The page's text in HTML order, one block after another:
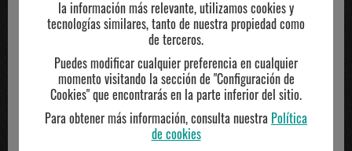
la información más relevante, utilizamos cookies y
tecnologías similares, tanto de nuestra propiedad como
de terceros.
Puedes modificar cualquier preferencia en cualquier
momento visitando la sección de "Configuración de
Cookies" que encontrarás en la parte inferior del sitio.
Para obtener más información, consulta nuestra Política
de cookies